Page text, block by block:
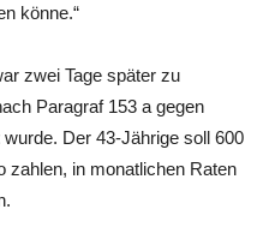
könne.“
zwei Tage später zu
Paragraf 153 a gegen
wurde. Der 43-Jährige soll 600
zahlen, in monatlichen Raten